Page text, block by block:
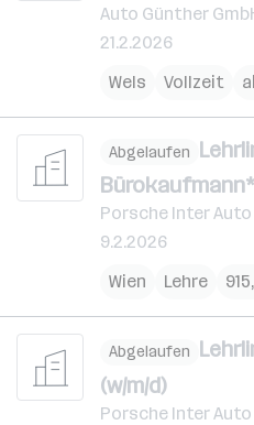
Auto Günther
21.2.2026
Wels
Vollzeit
Abgelaufen
Porsche Inter Auto
9.2.2026
Wien
Lehre
Abgelaufen
(w/m/d)
Porsche Inter Auto